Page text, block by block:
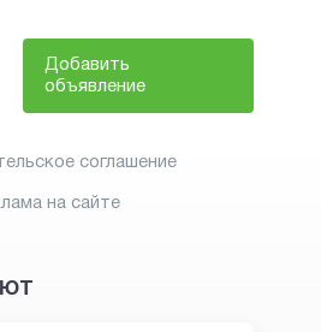
Добавить
объявление
соглашение
на сайте